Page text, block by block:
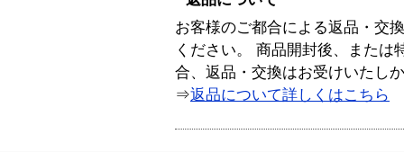
お客様のご都合による返品・交
ください。 商品開封後、または
合、返品・交換はお受けいたし
⇒返品について詳しくはこちら